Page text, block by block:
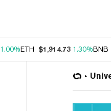
1.00%ETH $1,914.73 1.30%BNB